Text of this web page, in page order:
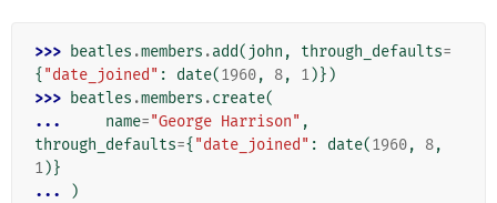
>>> beatles .members .add( john , through_defaults=
{ "date_joined" : date(1960, 8, 1)})
>>> beatles .members .create(
...
name="George Harrison" ,
through_defaults={ "date_joined" : date(1960, 8,
1)}
...
)